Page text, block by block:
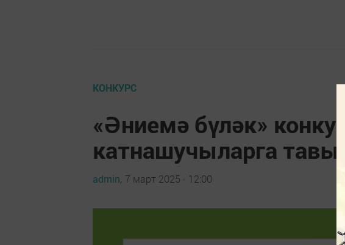
КОНКУРС
«Әниемә бүләк»
катнашучыларга
admin, 7 март 2025 - 12:00